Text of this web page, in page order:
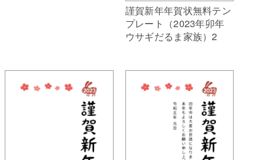
謹賀新年年賀状無料テン
プレート（2023年卯年
ウサギだるま家族）2